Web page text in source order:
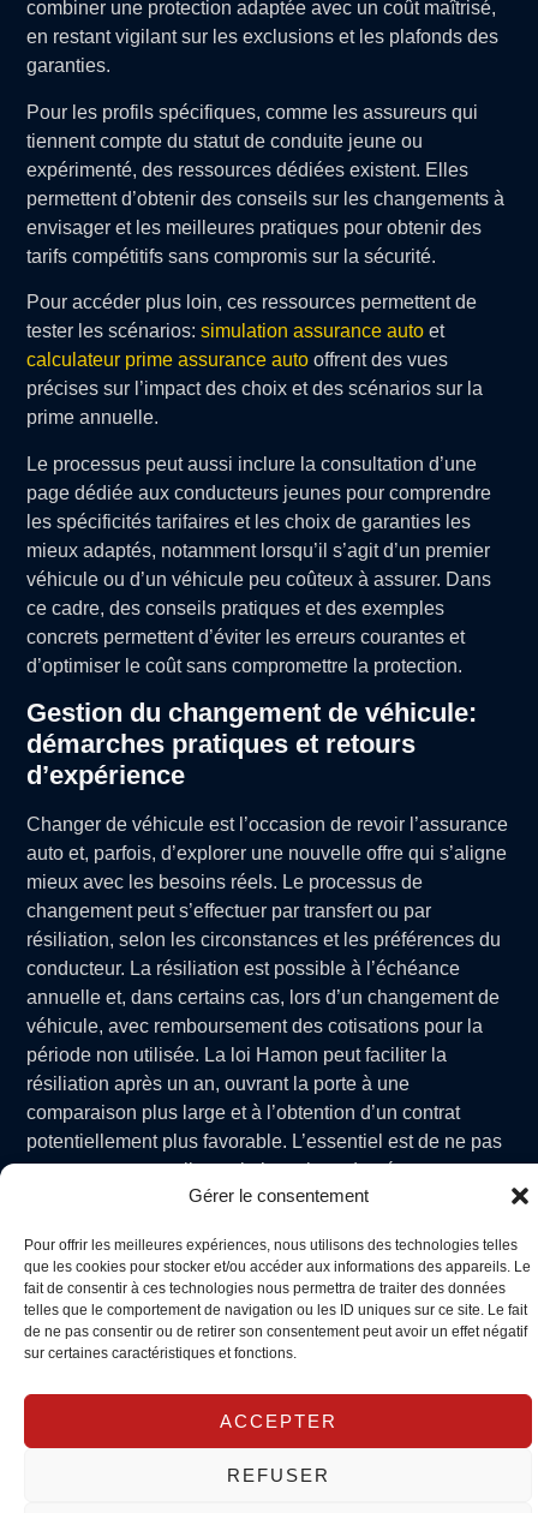
Gérer le consentement
Pour offrir les meilleures expériences, nous utilisons des technologies telles
que les cookies pour stocker et/ou accéder aux informations des appareils. Le
fait de consentir à ces technologies nous permettra de traiter des données
telles que le comportement de navigation ou les ID uniques sur ce site. Le fait
de ne pas consentir ou de retirer son consentement peut avoir un effet négatif
sur certaines caractéristiques et fonctions.
ACCEPTER
REFUSER
combiner une protection adaptée avec un coût maîtrisé,
en restant vigilant sur les exclusions et les plafonds des
garanties.
Pour les profils spécifiques, comme les assureurs qui
tiennent compte du statut de conduite jeune ou
expérimenté, des ressources dédiées existent. Elles
permettent d’obtenir des conseils sur les changements à
envisager et les meilleures pratiques pour obtenir des
tarifs compétitifs sans compromis sur la sécurité.
Pour accéder plus loin, ces ressources permettent de
tester les scénarios:simulation assurance auto et
calculateur prime assurance auto offrent des vues
précises sur l’impact des choix et des scénarios sur la
prime annuelle.
Le processus peut aussi inclure la consultation d’une
page dédiée aux conducteurs jeunes pour comprendre
les spécificités tarifaires et les choix de garanties les
mieux adaptés, notamment lorsqu’il s’agit d’un premier
véhicule ou d’un véhicule peu coûteux à assurer. Dans
ce cadre, des conseils pratiques et des exemples
concrets permettent d’éviter les erreurs courantes et
d’optimiser le coût sans compromettre la protection.
Gestion du changement de véhicule:
démarches pratiques et retours
d’expérience
Changer de véhicule est l’occasion de revoir l’assurance
auto et, parfois, d’explorer une nouvelle offre qui s’aligne
mieux avec les besoins réels. Le processus de
changement peut s’effectuer par transfert ou par
résiliation, selon les circonstances et les préférences du
conducteur. La résiliation est possible à l’échéance
annuelle et, dans certains cas, lors d’un changement de
véhicule, avec remboursement des cotisations pour la
période non utilisée. La loi Hamon peut faciliter la
résiliation après un an, ouvrant la porte à une
comparaison plus large et à l’obtention d’un contrat
potentiellement plus favorable. L’essentiel est de ne pas
rester avec une police qui n’est plus adaptée au
nouveau véhicule, ni de manquer d’informations
Le transfert, quant à lui, permet souvent de préserver les
garanties existantes tout en intégrant les spécificités du
nouveau véhicule. Cette approche peut être préférable
lorsque les besoins restent similaires et que la
couverture actuelle est adaptée. Louer ou prêter un
véhicule peut aussi influencer la démarche: dans ces
cas, certaines conditions temporaires d’assurance
peuvent être envisagées, mais cela nécessite une